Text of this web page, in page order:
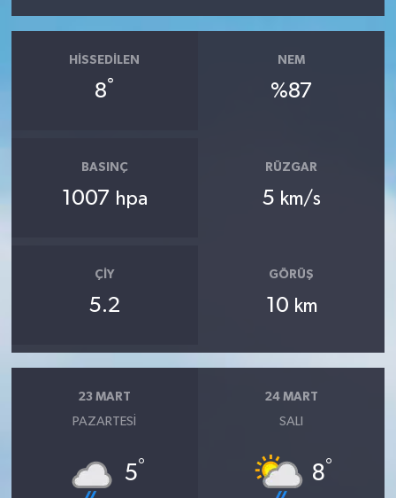
HISSEDILEN
8°
NEM
%87
BASINÇ
1007 hpa
RÜZGAR
5 km/s
ÇIY
5.2
GÖRÜŞ
10 km
23 MART
PAZARTESI
5°
24 MART
SALI
8°